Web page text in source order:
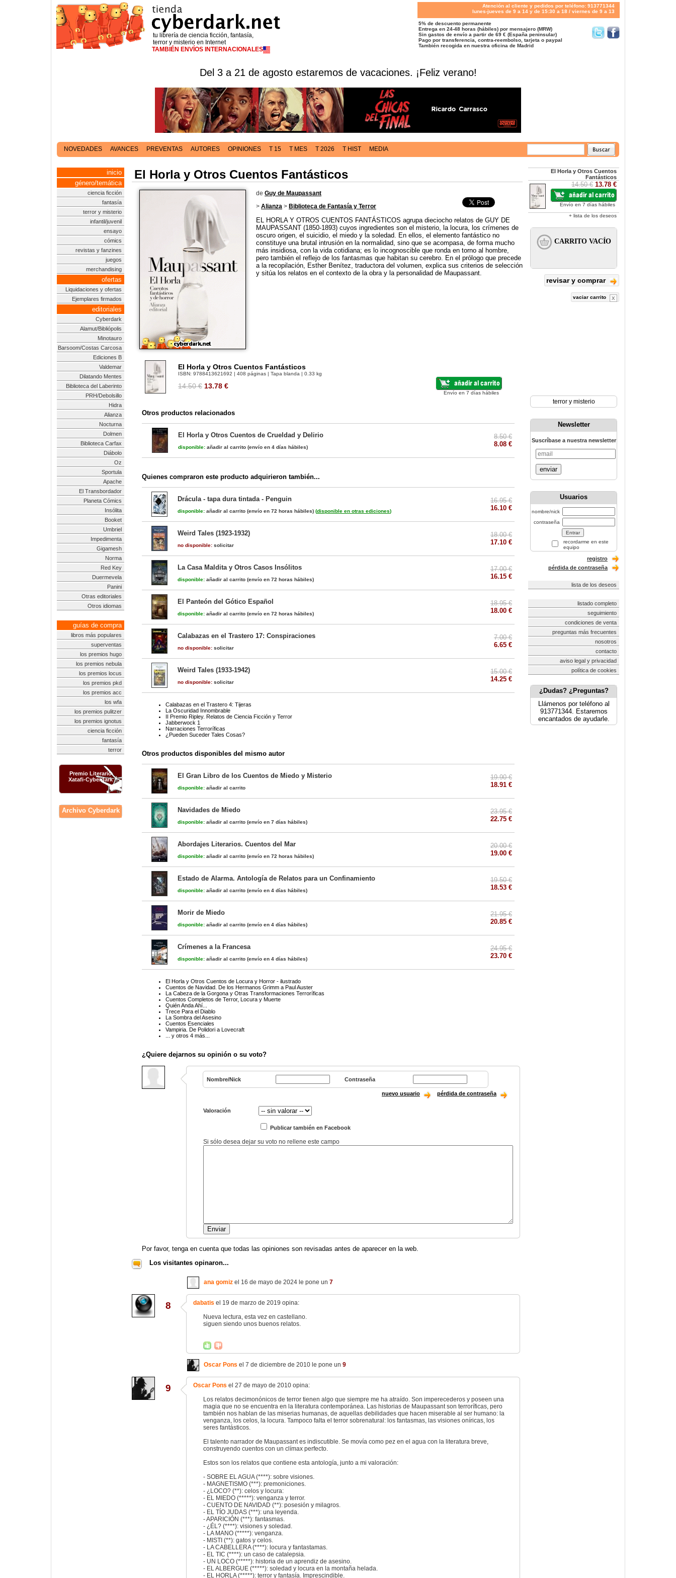
tu librería de ciencia ficción, fantasía,
terror y misterio en Internet
TAMBIÉN ENVÍOS INTERNACIONALES
Atención al cliente y pedidos por teléfono: 913771344
lunes-jueves de 9 a 14 y de 15:30 a 18 / viernes de 9 a 13
5% de descuento permanente
Entrega en 24-48 horas (hábiles) por mensajero (MRW)
Sin gastos de envío a partir de 69 € (España peninsular)
Pago por transferencia, contra-reembolso, tarjeta o paypal
También recogida en nuestra oficina de Madrid
Del 3 a 21 de agosto estaremos de vacaciones. ¡Feliz verano!
NOVEDADES AVANCES PREVENTAS AUTORES OPINIONES T 15 T MES T 2026 T HIST MEDIA
inicio
género/temática
ciencia ficción
fantasía
terror y misterio
infantil/juvenil
ensayo
cómics
revistas y fanzines
juegos
merchandising
ofertas
Liquidaciones y ofertas
Ejemplares firmados
editoriales
Cyberdark
Alamut/Bibliópolis
Minotauro
Barsoom/Costas Carcosa
Ediciones B
Valdemar
Dilatando Mentes
Biblioteca del Laberinto
PRH/Debolsillo
Hidra
Alianza
Nocturna
Dolmen
Biblioteca Carfax
Diábolo
Oz
Sportula
Apache
El Transbordador
Planeta Cómics
Insólita
Booket
Umbriel
Impedimenta
Gigamesh
Norma
Red Key
Duermevela
Panini
Otras editoriales
Otros idiomas
guías de compra
libros más populares
superventas
los premios hugo
los premios nebula
los premios locus
los premios pkd
los premios acc
los wfa
los premios pulitzer
los premios ignotus
ciencia ficción
fantasía
terror
Premio Literario
Xatafi-Cyberdark
Archivo Cyberdark
El Horla y Otros Cuentos Fantásticos
de Guy de Maupassant
> Alianza > Biblioteca de Fantasía y Terror
EL HORLA Y OTROS CUENTOS FANTÁSTICOS agrupa dieciocho relatos de GUY DE
MAUPASSANT (1850-1893) cuyos ingredientes son el misterio, la locura, los crímenes de
oscuro origen, el suicidio, el miedo y la soledad. En ellos, el elemento fantástico no
constituye una brutal intrusión en la normalidad, sino que se acompasa, de forma mucho
más insidiosa, con la vida cotidiana; es lo incognoscible que ronda en torno al hombre,
pero también el reflejo de los fantasmas que habitan su cerebro. En el prólogo que precede
a la recopilación, Esther Benítez, traductora del volumen, explica sus criterios de selección
y sitúa los relatos en el contexto de la obra y la personalidad de Maupassant.
El Horla y Otros Cuentos Fantásticos
ISBN: 9788413621692 | 408 páginas | Tapa blanda | 0.33 kg
14.50 € 13.78 €
Envío en 7 días hábiles
Otros productos relacionados
El Horla y Otros Cuentos de Crueldad y Delirio
disponible: añadir al carrito (envío en 4 días hábiles)
8.50 €
8.08 €
Quienes compraron este producto adquirieron también...
Drácula - tapa dura tintada - Penguin
disponible: añadir al carrito (envío en 72 horas hábiles) (disponible en otras ediciones)
16.95 €
16.10 €
Weird Tales (1923-1932)
no disponible: solicitar
18.00 €
17.10 €
La Casa Maldita y Otros Casos Insólitos
disponible: añadir al carrito (envío en 72 horas hábiles)
17.00 €
16.15 €
El Panteón del Gótico Español
disponible: añadir al carrito (envío en 72 horas hábiles)
18.95 €
18.00 €
Calabazas en el Trastero 17: Conspiraciones
no disponible: solicitar
7.00 €
6.65 €
Weird Tales (1933-1942)
no disponible: solicitar
15.00 €
14.25 €
Calabazas en el Trastero 4: Tijeras
La Oscuridad Innombrable
II Premio Ripley. Relatos de Ciencia Ficción y Terror
Jabberwock 1
Narraciones Terroríficas
¿Pueden Suceder Tales Cosas?
Otros productos disponibles del mismo autor
El Gran Libro de los Cuentos de Miedo y Misterio
disponible: añadir al carrito
19.90 €
18.91 €
Navidades de Miedo
disponible: añadir al carrito (envío en 7 días hábiles)
23.95 €
22.75 €
Abordajes Literarios. Cuentos del Mar
disponible: añadir al carrito (envío en 72 horas hábiles)
20.00 €
19.00 €
Estado de Alarma. Antología de Relatos para un Confinamiento
disponible: añadir al carrito (envío en 4 días hábiles)
19.50 €
18.53 €
Morir de Miedo
disponible: añadir al carrito (envío en 4 días hábiles)
21.95 €
20.85 €
Crímenes a la Francesa
disponible: añadir al carrito (envío en 4 días hábiles)
24.95 €
23.70 €
El Horla y Otros Cuentos de Locura y Horror - ilustrado
Cuentos de Navidad. De los Hermanos Grimm a Paul Auster
La Cabeza de la Gorgona y Otras Transformaciones Terroríficas
Cuentos Completos de Terror, Locura y Muerte
Quién Anda Ahí...
Trece Para el Diablo
La Sombra del Asesino
Cuentos Esenciales
Vampiria. De Polidori a Lovecraft
... y otros 4 más...
¿Quiere dejarnos su opinión o su voto?
Nombre/Nick Contraseña
nuevo usuario pérdida de contraseña
Valoración
Publicar también en Facebook
Si sólo desea dejar su voto no rellene este campo
Por favor, tenga en cuenta que todas las opiniones son revisadas antes de aparecer en la web.
Los visitantes opinaron...
ana gomiz el 16 de mayo de 2024 le pone un 7
8 dabatis el 19 de marzo de 2019 opina:
Nueva lectura, esta vez en castellano.
siguen siendo unos buenos relatos.
Oscar Pons el 7 de diciembre de 2010 le pone un 9
9 Oscar Pons el 27 de mayo de 2010 opina:
Los relatos decimonónicos de terror tienen algo que siempre me ha atraído. Son imperecederos y poseen una
magia que no se encuentra en la literatura contemporánea. Las historias de Maupassant son terroríficas, pero
también nos hablan de las miserias humanas, de aquellas debilidades que hacen miserable al ser humano: la
venganza, los celos, la locura. Tampoco falta el terror sobrenatural: los fantasmas, las visiones oníricas, los
seres fantásticos.
El talento narrador de Maupassant es indiscutible. Se movía como pez en el agua con la literatura breve,
construyendo cuentos con un clímax perfecto.
Estos son los relatos que contiene esta antología, junto a mi valoración:
- SOBRE EL AGUA (****): sobre visiones.
- MAGNETISMO (***): premoniciones.
- ¿LOCO? (**): celos y locura:
- EL MIEDO (*****): venganza y terror.
- CUENTO DE NAVIDAD (**): posesión y milagros.
- EL TÍO JUDAS (***): una leyenda.
- APARICIÓN (***): fantasmas.
- ¿ÉL? (****): visiones y soledad.
- LA MANO (*****): venganza.
- MISTI (**): gatos y celos.
- LA CABELLERA (****): locura y fantastamas.
- EL TIC (****): un caso de catalepsia.
- UN LOCO (*****): historia de un aprendiz de asesino.
- EL ALBERGUE (*****): soledad y locura en la montaña helada.
- EL HORLA (*****): terror y fantasía. Imprescindible.
El Horla y Otros Cuentos
Fantásticos
14.50 € 13.78 €
Envío en 7 días hábiles
+ lista de los deseos
revisar y comprar
vaciar carrito
terror y misterio
Newsletter
Suscríbase a nuestra newsletter
enviar
Usuarios
nombre/nick
contraseña
recordarme en este
equipo
registro
pérdida de contraseña
lista de los deseos
listado completo
seguimiento
condiciones de venta
preguntas más frecuentes
nosotros
contacto
aviso legal y privacidad
política de cookies
¿Dudas? ¿Preguntas?
Llámenos por teléfono al
913771344. Estaremos
encantados de ayudarle.